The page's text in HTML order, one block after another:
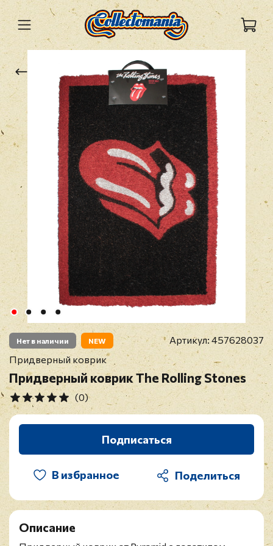
Нет в наличии NEW Артикул: 457628037
Придверный коврик
Придверный коврик The Rolling Stones
(0)
Подписаться
В избранное
Описание